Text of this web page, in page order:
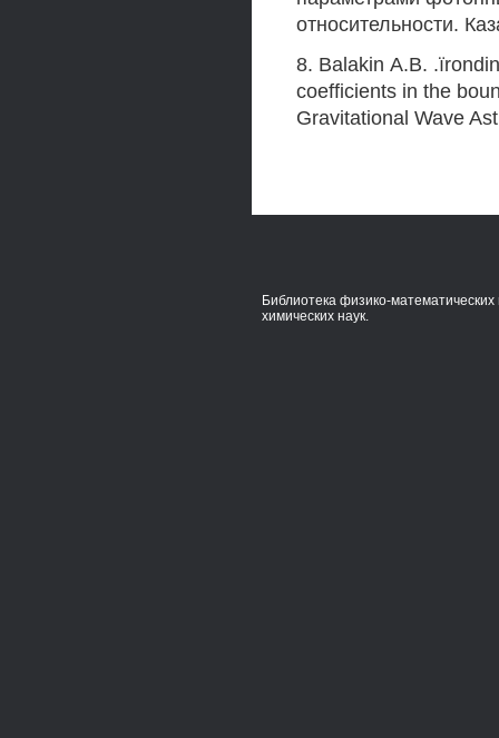
относительности.
8. Balakin А.В.
coefficients in the
Gravitational Wave
Библиотека физико-математических
химических наук.